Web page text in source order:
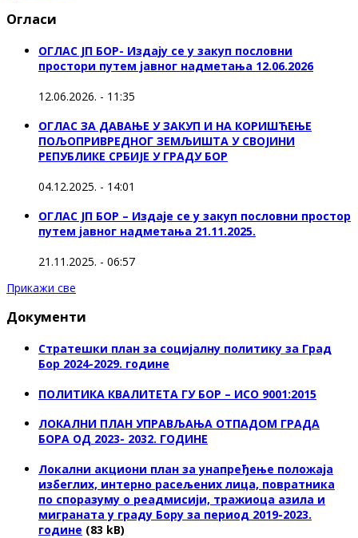
Огласи
ОГЛАС ЈП БОР- Издају се у закуп пословни
простори путем јавног надметања 12.06.2026
12.06.2026. - 11:35
ОГЛАС ЗА ДАВАЊЕ У ЗАКУП И НА КОРИШЋЕЊЕ
ПОЉОПРИВРЕДНОГ ЗЕМЉИШТА У СВОЈИНИ
РЕПУБЛИКЕ СРБИЈЕ У ГРАДУ БОР
04.12.2025. - 14:01
ОГЛАС ЈП БОР – Издаје се у закуп пословни простор
путем јавног надметања 21.11.2025.
21.11.2025. - 06:57
Прикажи све
Документи
Стратешки план за социјалну политику за Град
Бор 2024-2029. године
ПОЛИТИКА КВАЛИТЕТА ГУ БОР – ИСО 9001:2015
ЛОКАЛНИ ПЛАН УПРАВЉАЊА ОТПАДОМ ГРАДА
БОРА ОД 2023- 2032. ГОДИНЕ
Локални акциони план за унапређење положаја
избеглих, интерно расељених лица, повратника
по споразуму о реадмисији, тражиоца азила и
миграната у граду Бору за период 2019-2023.
године (83 kB)